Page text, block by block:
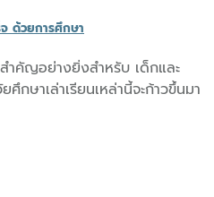
ด้วยการศึกษา
ำคัญอย่างยิ่งสำหรับ เด็กและ
ศึกษาเล่าเรียนเหล่านี้จะก้าวขึ้นมา